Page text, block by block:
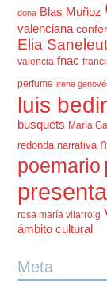
dona Blas Muñoz
valenciana
Elia
valencia fnac
perfume irene
luis
busquets María
redonda narrativa
poemario
rosa maría vilarroig
ámbito cultural
Meta